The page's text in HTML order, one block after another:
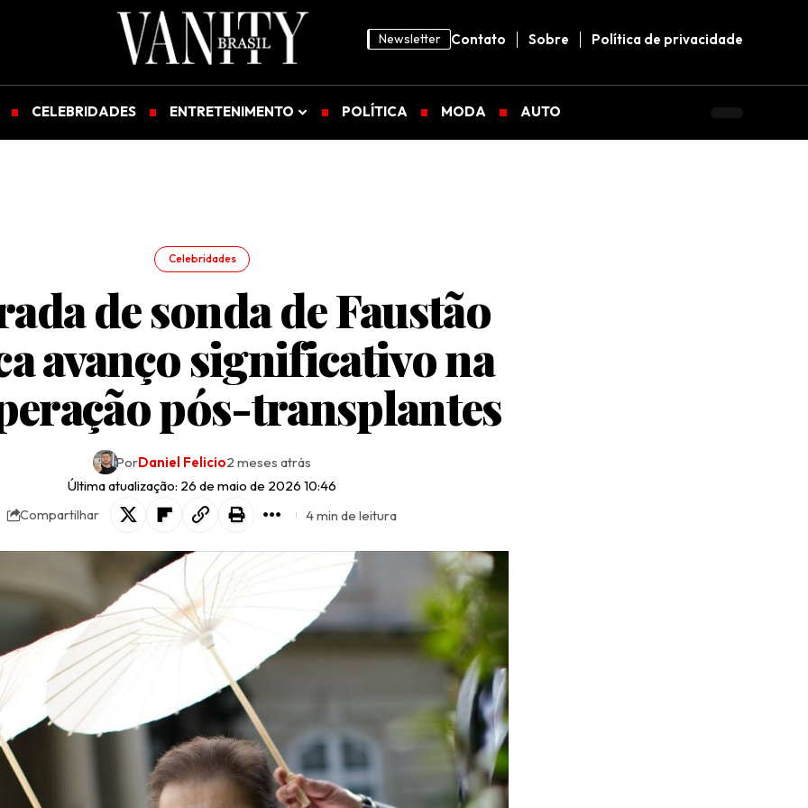
Newsletter Contato Sobre Política de privacidade
CELEBRIDADES ENTRETENIMENTO POLÍTICA MODA AUTO
Celebridades
de sonda de Faustão
avanço significativo na
pós-transplantes
Última atualização: 26 de maio de 2026 10:46
PorDaniel Felicio2 meses atrás
Compartilhar 4 min de leitura